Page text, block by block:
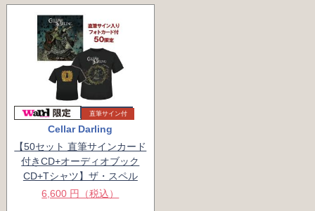
直筆サイン付
Cellar Darling
【50セット 直筆サインカード
付きCD+オーディオブック
CD+Tシャツ】ザ・スペル
6,600 円（税込）